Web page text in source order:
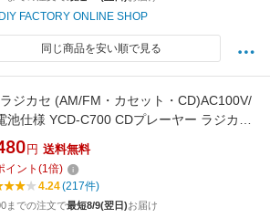
DIY FACTORY ONLINE SHOP
同じ商品を安い順で見る
ジカセ (AM/FM・カセット・CD)AC100V/
池仕様 YCD-C700 CDプレーヤー ラジカセ
オ 録音 カセットテープ ラジオレコーダー
YAMAZEN キュリオム Qriom 【送料無
円 送料無料
イント (1倍)
4.24(217件)
までの注文で最短8/9(翌日)お届け